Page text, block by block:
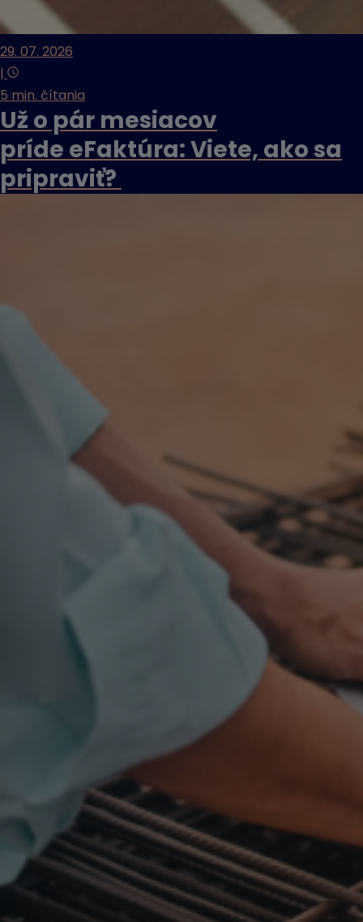
29. 07. 2026
|
5 min. čítania
Už o pár mesiacov
príde eFaktúra: Viete, ako sa
pripraviť?